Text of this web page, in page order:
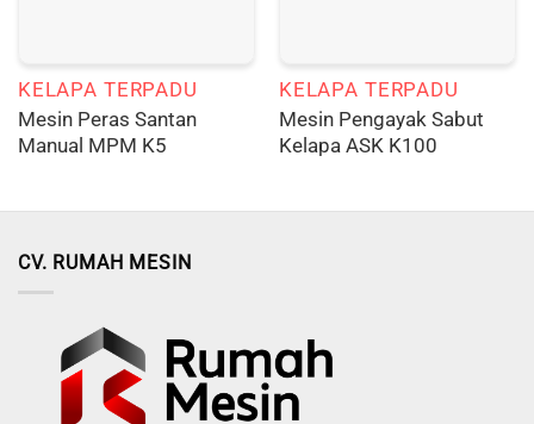
KELAPA TERPADU
Mesin Peras Santan
Manual MPM K5
KELAPA TERPADU
Mesin Pengayak Sabut
Kelapa ASK K100
CV. RUMAH MESIN